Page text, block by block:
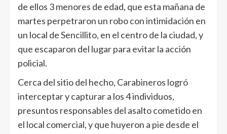
de ellos 3 menores de edad, que esta mañana de
martes perpetraron un robo con intimidación en
un local de Sencillito, en el centro de la ciudad, y
que escaparon del lugar para evitar la acción
policial.
Cerca del sitio del hecho, Carabineros logró
interceptar y capturar a los 4 individuos,
presuntos responsables del asalto cometido en
el local comercial, y que huyeron a pie desde el